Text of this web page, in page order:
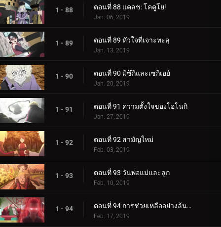
1 - 88 ตอนที่ 88 แคลช: โคคูโย!
Jan. 06, 2019
1 - 89 ตอนที่ 89 หัวใจที่เจาะทะลุ
Jan. 13, 2019
1 - 90 ตอนที่ 90 มิซึกิและเซกิเอย์
Jan. 20, 2019
1 - 91 ตอนที่ 91 ความตั้งใจของโอโนกิ
Jan. 27, 2019
1 - 92 ตอนที่ 92 สามัญใหม่
Feb. 03, 2019
1 - 93 ตอนที่ 93 วันพ่อแม่และลูก
Feb. 10, 2019
1 - 94 ตอนที่ 94 การช่วยเหลืออย่างล้นหลาม! แข่งกิน!
Feb. 17, 2019